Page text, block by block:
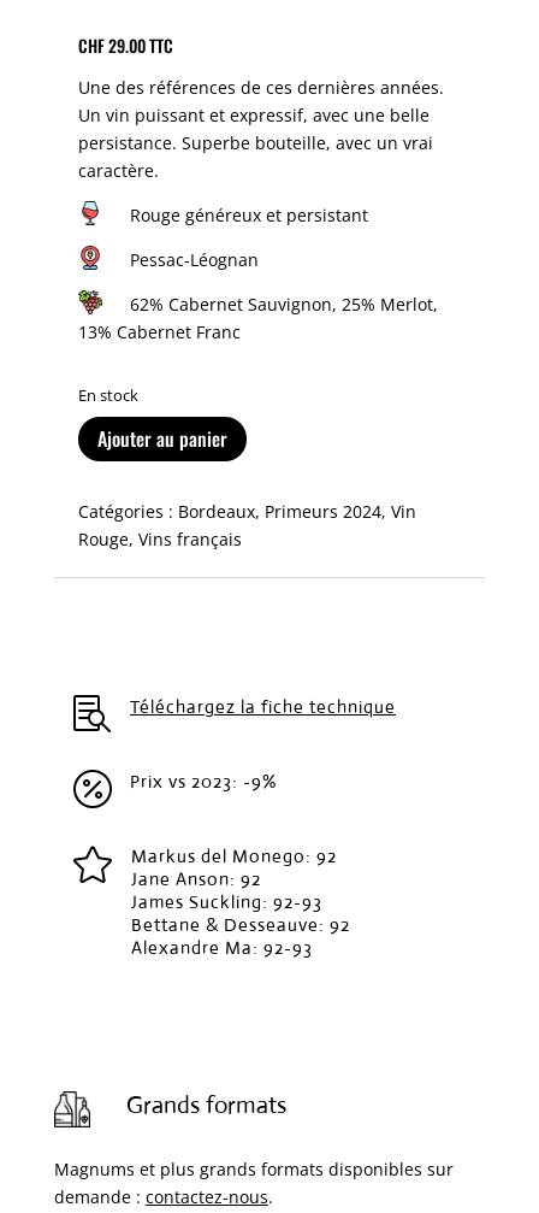
CHF29.00TTC
Une des références de ces dernières années.
Un vin puissant et expressif, avec une belle
persistance. Superbe bouteille, avec un vrai
caractère.
Rouge généreux et persistant
Pessac-Léognan
62% Cabernet Sauvignon, 25% Merlot,
13% Cabernet Franc
En stock
Ajouter au panier
Catégories : Bordeaux, Primeurs 2024, Vin
Rouge, Vins français
 Téléchargez la fiche technique
 Prix vs 2023: -9%

Markus del Monego: 92
Jane Anson: 92
James Suckling: 92-93
Bettane & Desseauve: 92
Alexandre Ma: 92-93
Grands formats
Magnums et plus grands formats disponibles sur
demande : contactez-nous.